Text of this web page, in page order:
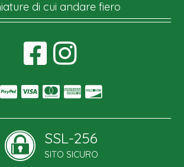
di cui andare fiero
SSL-256
SITO SICURO